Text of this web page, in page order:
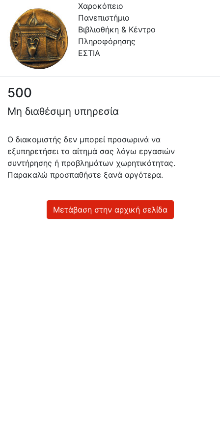
Χαροκόπειο
Πανεπιστήμιο
Βιβλιοθήκη & Κέντρο
Πληροφόρησης
ΕΣΤΙΑ
Πληροφορίες
Επικοινωνία
Υπηρεσίες
Αυτοαπόθεσης
Ανοιχτά
Δεδομένα
500
Μη διαθέσιμη υπηρεσία
Ο διακομιστής δεν μπορεί προσωρινά να
εξυπηρετήσει το αίτημά σας λόγω εργασιών
συντήρησης ή προβλημάτων χωρητικότητας.
Παρακαλώ προσπαθήστε ξανά αργότερα.
Μετάβαση στην αρχική σελίδα